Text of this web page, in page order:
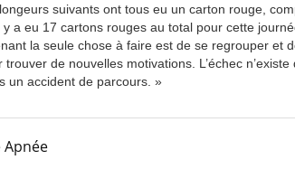
suivants ont tous eu un carton rouge,
y a eu 17 cartons rouges au total pour cette
la seule chose à faire est de se regrouper et
de nouvelles motivations. L’échec n’existe
un accident de parcours. »
Apnée